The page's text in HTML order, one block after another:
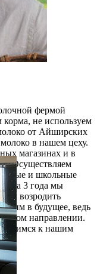
фермой
не используем
от Айширских
в нашем цеху.
магазинах и в
Осуществляем
и школьные
За 3 года мы
возродить
в будущее, ведь
направлении.
к нашим